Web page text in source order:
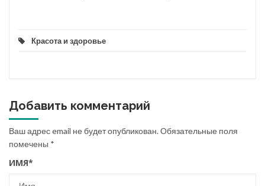
Красота и здоровье
Добавить комментарий
Ваш адрес email не будет опубликован.Обязательные поля
помечены *
ИМЯ*